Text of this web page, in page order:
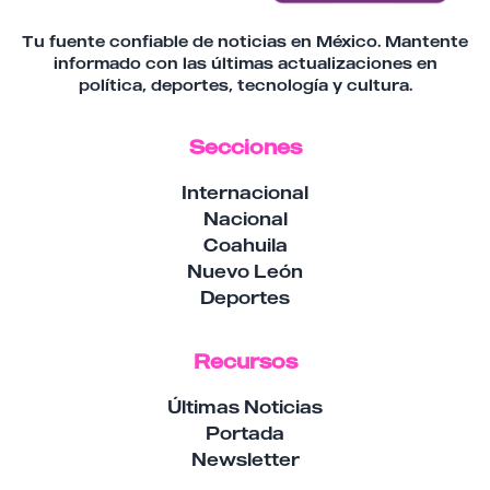
Tu fuente confiable de noticias en México. Mantente
informado con las últimas actualizaciones en
política, deportes, tecnología y cultura.
Secciones
Internacional
Nacional
Coahuila
Nuevo León
Deportes
Recursos
Últimas Noticias
Portada
Newsletter